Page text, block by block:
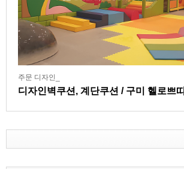
주문 디자인_
디자인벽쿠션, 계단쿠션 / 구미 헬로쁘띠